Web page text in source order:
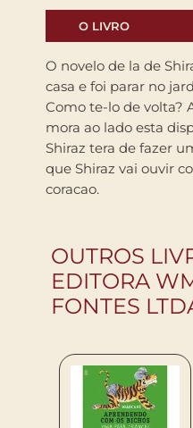
O LIVRO
O novelo de la de
casa e foi parar no
Como te-lo de volta?
mora ao lado esta
Shiraz tera de fazer
que Shiraz vai ouvir
coracao.
OUTROS
EDITORA
FONTES